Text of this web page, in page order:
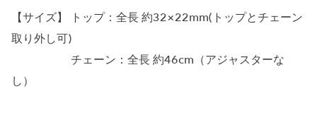
【サイズ】 トップ：全長 約32×22mm(トップとチェーン
取り外し可)
チェーン：全長 約46cm（アジャスターな
し）